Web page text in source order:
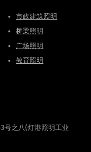
市政建筑照明
桥梁照明
广场照明
教育照明
号之八(灯港照明工业